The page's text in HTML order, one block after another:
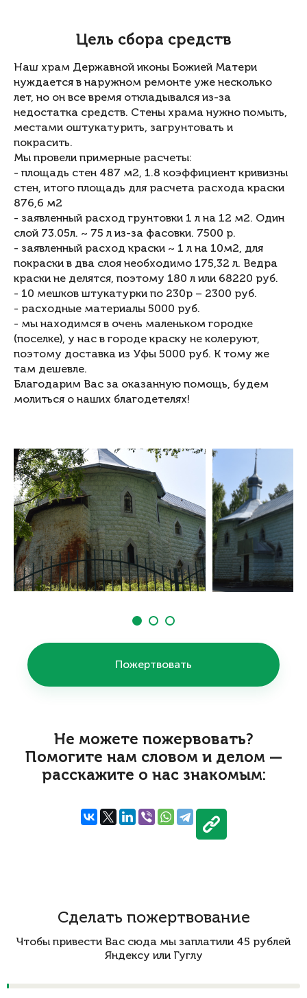
Цель сбора средств
Наш храм Державной иконы Божией Матери
нуждается в наружном ремонте уже несколько
лет, но он все время откладывался из-за
недостатка средств. Стены храма нужно помыть,
местами оштукатурить, загрунтовать и
покрасить.
Мы провели примерные расчеты:
- площадь стен 487 м2, 1.8 коэффициент кривизны
стен, итого площадь для расчета расхода краски
876,6 м2
- заявленный расход грунтовки 1 л на 12 м2. Один
слой 73.05л. ~ 75 л из-за фасовки. 7500 р.
- заявленный расход краски ~ 1 л на 10м2, для
покраски в два слоя необходимо 175,32 л. Ведра
краски не делятся, поэтому 180 л или 68220 руб.
- 10 мешков штукатурки по 230р – 2300 руб.
- расходные материалы 5000 руб.
- мы находимся в очень маленьком городке
(поселке), у нас в городе краску не колеруют,
поэтому доставка из Уфы 5000 руб. К тому же
там дешевле.
Благодарим Вас за оказанную помощь, будем
молиться о наших благодетелях!
Пожертвовать
Не можете пожервовать?
Помогите нам словом и делом —
расскажите о нас знакомым:
Сделать пожертвование
Чтобы привести Вас сюда мы заплатили 45 рублей
Яндексу или Гуглу